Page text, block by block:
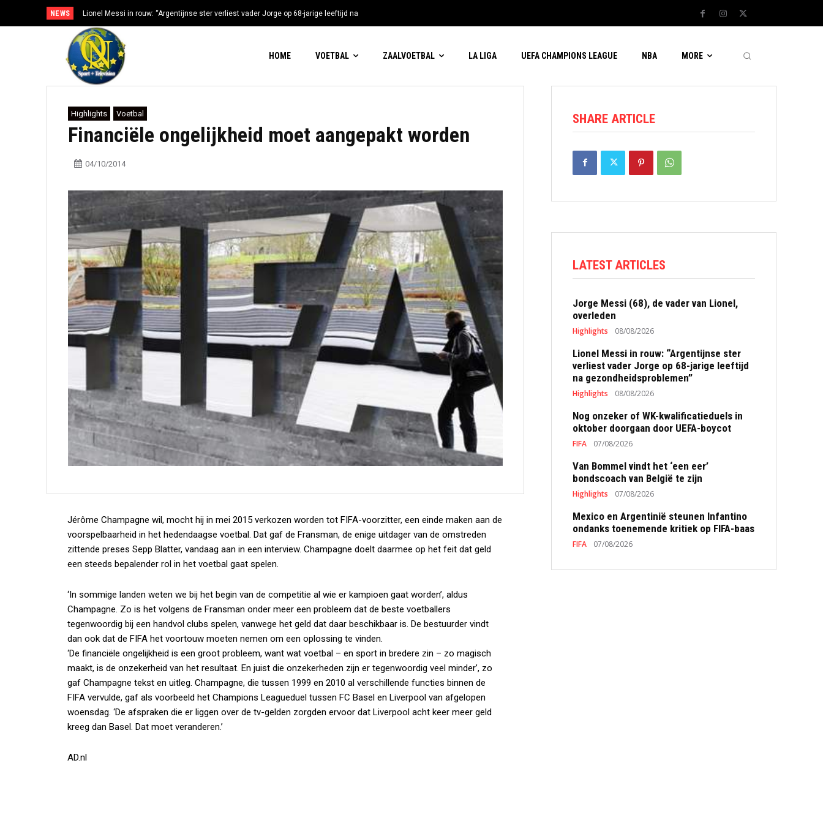
NEWS
Lionel Messi in rouw: “Argentijnse ster verliest vader Jorge op 68-jarige leeftijd na
gezondheidsproblemen”
HOME VOETBAL ZAALVOETBAL LA LIGA UEFA CHAMPIONS LEAGUE NBA MORE
Highlights Voetbal
Financiële ongelijkheid moet aangepakt worden
04/10/2014
Jérôme Champagne wil, mocht hij in mei 2015 verkozen worden tot FIFA-voorzitter, een einde maken aan de
voorspelbaarheid in het hedendaagse voetbal. Dat gaf de Fransman, de enige uitdager van de omstreden
zittende preses Sepp Blatter, vandaag aan in een interview. Champagne doelt daarmee op het feit dat geld
een steeds bepalender rol in het voetbal gaat spelen.
‘In sommige landen weten we bij het begin van de competitie al wie er kampioen gaat worden’, aldus
Champagne. Zo is het volgens de Fransman onder meer een probleem dat de beste voetballers
tegenwoordig bij een handvol clubs spelen, vanwege het geld dat daar beschikbaar is. De bestuurder vindt
dan ook dat de FIFA het voortouw moeten nemen om een oplossing te vinden.
‘De financiële ongelijkheid is een groot probleem, want wat voetbal – en sport in bredere zin – zo magisch
maakt, is de onzekerheid van het resultaat. En juist die onzekerheden zijn er tegenwoordig veel minder’, zo
gaf Champagne tekst en uitleg. Champagne, die tussen 1999 en 2010 al verschillende functies binnen de
FIFA vervulde, gaf als voorbeeld het Champions Leagueduel tussen FC Basel en Liverpool van afgelopen
woensdag. ‘De afspraken die er liggen over de tv-gelden zorgden ervoor dat Liverpool acht keer meer geld
kreeg dan Basel. Dat moet veranderen.’
AD.nl
SHARE ARTICLE
LATEST ARTICLES
Jorge Messi (68), de vader van Lionel,
overleden
Highlights 08/08/2026
Lionel Messi in rouw: “Argentijnse ster
verliest vader Jorge op 68-jarige leeftijd
na gezondheidsproblemen”
Highlights 08/08/2026
Nog onzeker of WK-kwalificatieduels in
oktober doorgaan door UEFA-boycot
FIFA 07/08/2026
Van Bommel vindt het ‘een eer’
bondscoach van België te zijn
Highlights 07/08/2026
Mexico en Argentinië steunen Infantino
ondanks toenemende kritiek op FIFA-baas
FIFA 07/08/2026